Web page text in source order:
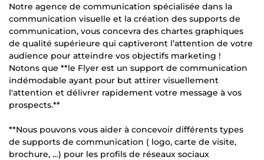
Notre agence de communication spécialisée dans la
communication visuelle et la création des supports de
communication, vous concevra des chartes graphiques
de qualité supérieure qui captiveront l’attention de votre
audience pour atteindre vos objectifs marketing !
Notons que **le Flyer est un support de communication
indémodable ayant pour but attirer visuellement
l'attention et délivrer rapidement votre message à vos
prospects.**
**Nous pouvons vous aider à concevoir différents types
de supports de communication ( logo, carte de visite,
brochure, …) pour les profils de réseaux sociaux